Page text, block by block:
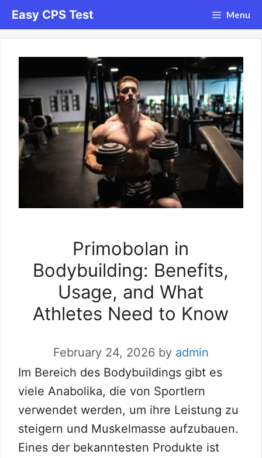
Skip
to
Easy CPS Test Menu
Primobolan in
Bodybuilding: Benefits,
Usage, and What
Athletes Need to Know
February 24, 2026 by admin
Im Bereich des Bodybuildings gibt es
viele Anabolika, die von Sportlern
verwendet werden, um ihre Leistung zu
steigern und Muskelmasse aufzubauen.
Eines der bekanntesten Produkte ist